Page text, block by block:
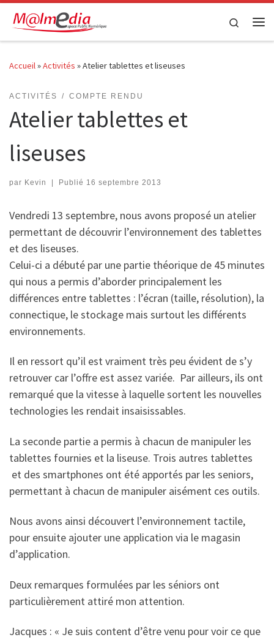
Passer au contenu
Search
Accueil»Activités »Atelier tablettes et liseuses
ACTIVITÉS COMPTE RENDU
Atelier tablettes et
liseuses
par Kevin | Publié 16 septembre 2013
Vendredi 13 septembre, nous avons proposé un atelier
permettant de découvrir l’environnement des tablettes
et des liseuses.
Celui-ci a débuté par une partie théorique de 45 minutes
qui nous a permis d’aborder principalement les
différences entre tablettes : l’écran (taille, résolution), la
connectique, le stockage mais surtout les différents
environnements.
Il en ressort qu’il est vraiment très peu évident de s’y
retrouver car l’offre est assez variée. Par ailleurs, ils ont
remarqué que la vitesse à laquelle sortent les nouvelles
technologies les rendait insaisissables.
La seconde partie a permis à chacun de manipuler les
tablettes fournies et la liseuse. Trois autres tablettes
et des smartphones ont été apportés par les seniors,
permettant à chacun de manipuler aisément ces outils.
Nous avons ainsi découvert l’environnement tactile,
pour ensuite ajouter une application via le magasin
d’application.
Deux remarques formulées par les séniors ont
particulièrement attiré mon attention.
Jacques : « Je suis content d’être venu pour voir ce que